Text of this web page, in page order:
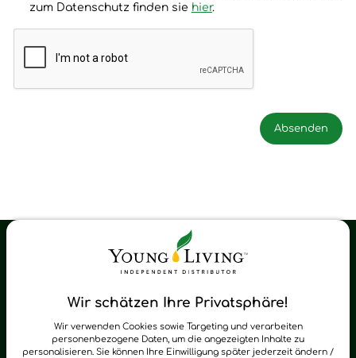
zum Datenschutz finden sie hier.
Wir schätzen Ihre Privatsphäre!
Wir verwenden Cookies sowie Targeting und verarbeiten
personenbezogene Daten, um die angezeigten Inhalte zu
personalisieren. Sie können Ihre Einwilligung später jederzeit ändern /
Young Living Shop-Oil Newsletter
zum Newsletter anmelden